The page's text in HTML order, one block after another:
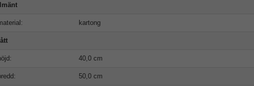
kartong
40,0 cm
50,0 cm